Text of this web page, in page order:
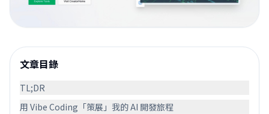
文章目錄
TL;DR
用 Vibe Coding「策展」我的 AI 開發旅程